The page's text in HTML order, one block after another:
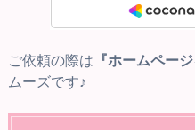
ご依頼の際は 『ホームページ
ムーズです♪